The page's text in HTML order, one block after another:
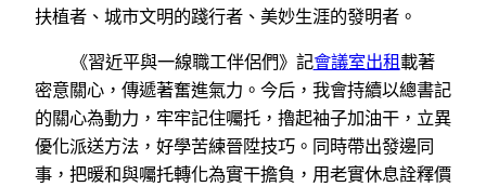
扶植者、城市文明的踐行者、美妙生涯的發明者。
《習近平與一線職工伴侶們》記會議室出租載著
密意關心，傳遞著奮進氣力。今后，我會持續以總書記
的關心為動力，牢牢記住囑托，擼起袖子加油干，立異
優化派送方法，好學苦練晉陞技巧。同時帶出發邊同
事，把暖和與囑托轉化為實干擔負，用老實休息詮釋價